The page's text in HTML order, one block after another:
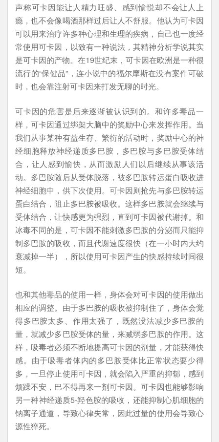
声称可卡因能让人精力旺盛、感到愉悦却不会让人上
瘾，也不会像喝酒那样过后让人不舒服。他认为可卡因
可以用来治疗许多种心理和生理的疾病，自己也一度经
常使用可卡因，以致有一种说法，其精神分析学说其实
是可卡因的产物。在19世纪末，可卡因在欧洲是一种很
流行的“保健品”，连小说中的福尔摩斯在没有案件可破
时，也会靠注射可卡因来打发无聊的时光。
可卡因的危害是后来逐渐被认识到的。和许多毒品一
样，可卡因通过绑架大脑中的奖励中心来发挥作用。当
我们从事某种有益生存、繁衍的活动时，奖励中心的神
经细胞释放神经递质多巴胺，多巴胺与多巴胺受体结
合，让人感到愉快，从而激励人们以后继续从事该活
动。多巴胺随后从受体脱落，被多巴胺转运蛋白吸收进
神经细胞中，供下次使用。可卡因则抢先与多巴胺转运
蛋白结合，阻止多巴胺被吸收。这样多巴胺就会继续与
受体结合，让快感更为强烈，直到可卡因被代谢掉。和
冰毒不同的是，可卡因不能刺激多巴胺的分泌而只能抑
制多巴胺的吸收，而且代谢速度很快（在一小时内大约
衰减掉一半），所以使用可卡因产生的快感持续时间很
短。
也和其他毒品的使用一样，身体会对可卡因的使用做出
相应的调整。由于多巴胺的吸收被抑制住了，身体会觉
得多巴胺太多、作用太强了，既然没法减少多巴胺的
量，就减少多巴胺受体的量，来减弱多巴胺的作用。这
样，吸毒者必须不断地提高可卡因的剂量，才能获得快
感。由于吸毒者体内的多巴胺受体比正常状态要少得
多，一旦停止使用可卡因，就会陷入严重的抑郁，感到
烦躁不安，巴不得再来一剂可卡因。可卡因也能够影响
另一种神经递质5-羟色胺的吸收，还能抑制心肌细胞的
钠离子通道，导致心律失常，因此过量的使用会导致心
源性猝死。